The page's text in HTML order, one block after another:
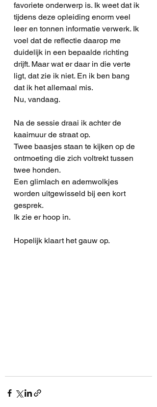
favoriete onderwerp is. Ik weet dat ik
tijdens deze opleiding enorm veel
leer en tonnen informatie verwerk. Ik
voel dat de reflectie daarop me
duidelijk in een bepaalde richting
drijft. Maar wat er daar in die verte
ligt, dat zie ik niet. En ik ben bang
dat ik het allemaal mis.
Nu, vandaag.
Na de sessie draai ik achter de
kaaimuur de straat op.
Twee baasjes staan te kijken op de
ontmoeting die zich voltrekt tussen
twee honden.
Een glimlach en ademwolkjes
worden uitgewisseld bij een kort
gesprek.
Ik zie er hoop in.
Hopelijk klaart het gauw op.